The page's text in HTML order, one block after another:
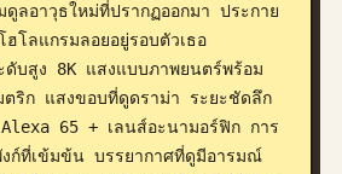
ลอาวุธใหม่ที่ปรากฏออกมา ประกาย
โลแกรมลอยอยู่รอบตัวเธอ
ดับสูง 8K แสงแบบภาพยนตร์พร้อม
ตริก แสงขอบที่ดูดราม่า ระยะชัดลึก
65 + เลนส์อะนามอร์ฟิก การ
งก์ที่เข้มข้น บรรยากาศที่ดูมีอารมณ์